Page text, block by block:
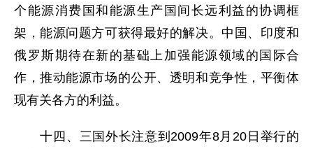
个能源消费国和能源生产国间长远利益的协调框
架，能源问题方可获得最好的解决。中国、印度和
俄罗斯期待在新的基础上加强能源领域的国际合
作，推动能源市场的公开、透明和竞争性，平衡体
现有关各方的利益。
十四、三国外长注意到2009年8月20日举行的